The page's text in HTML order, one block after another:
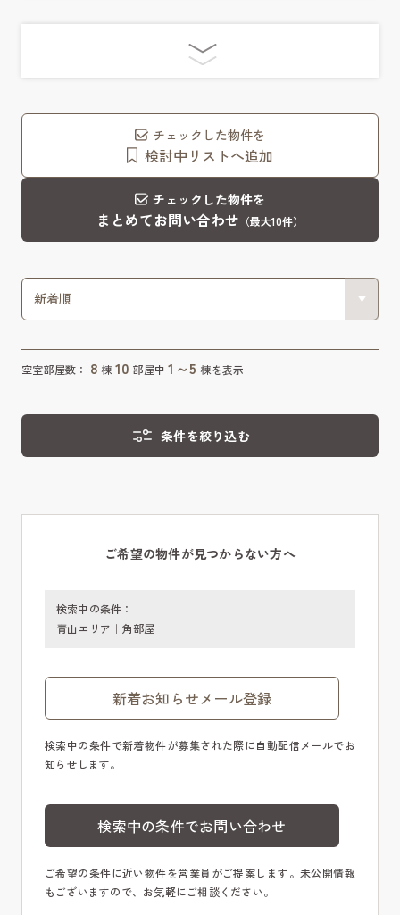
チェックした物件を
検討中リストへ追加
チェックした物件を
まとめてお問い合わせ （最大10件）
空室部屋数： 8 棟 10 部屋中1～5棟を表示
条件を絞り込む
ご希望の物件が見つからない方へ
検索中の条件：
青山エリア｜角部屋
新着お知らせメール登録
検索中の条件で新着物件が募集された際に自動配信メールでお
知らせします。
検索中の条件でお問い合わせ
ご希望の条件に近い物件を営業員がご提案します。未公開情報
もございますので、お気軽にご相談ください。